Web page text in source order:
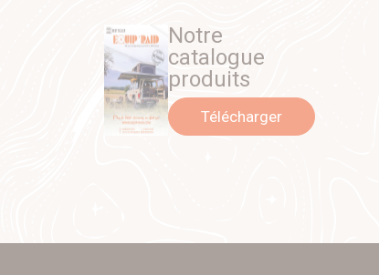
Notre
catalogue
produits
Télécharger